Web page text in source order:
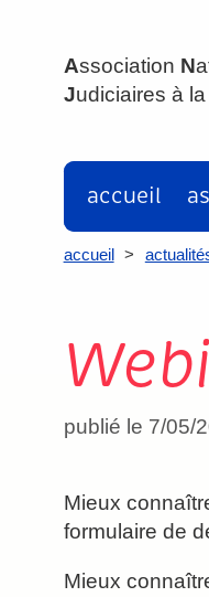
Association N
Judiciaires à la
accueil
accueil >
publié le 7/05/
Mieux
formulaire de
Mieux